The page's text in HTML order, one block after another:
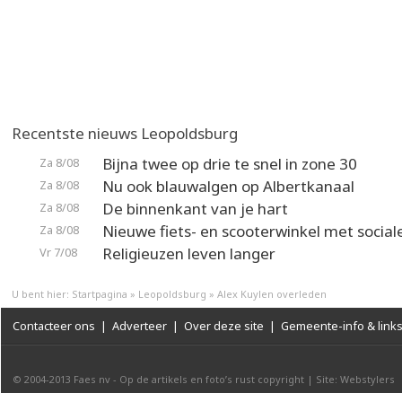
Recentste nieuws Leopoldsburg
Za 8/08 Bijna twee op drie te snel in zone 30
Za 8/08 Nu ook blauwalgen op Albertkanaal
Za 8/08 De binnenkant van je hart
Za 8/08 Nieuwe fiets- en scooterwinkel met
Vr 7/08 Religieuzen leven langer
U bent hier: Startpagina » Leopoldsburg » Alex Kuylen overleden
Contacteer ons | Adverteer | Over deze site | Gemeente-info & links
© 2004-2013 Faes nv - Op de artikels en foto’s rust copyright | Site: Webstylers